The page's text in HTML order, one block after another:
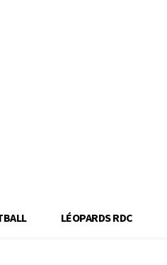
LÉOPARDS RDC